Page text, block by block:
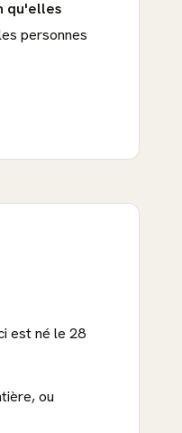
qu'elles
personnes
est né le 28
ou